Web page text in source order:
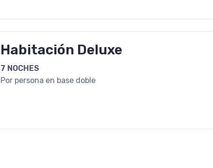
Habitación Deluxe
7 NOCHES
Por persona en base doble